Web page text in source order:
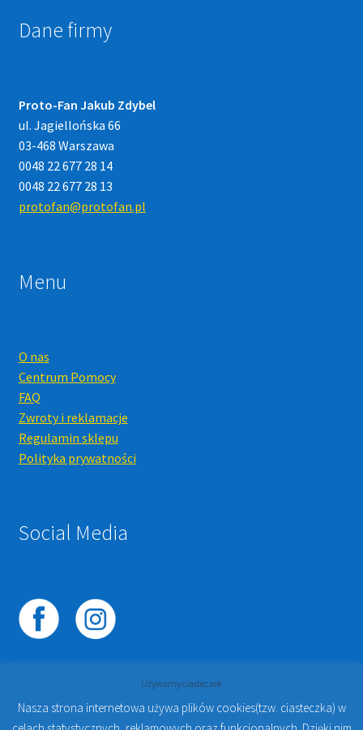
Dane firmy
Proto-Fan Jakub Zdybel
ul. Jagiellońska 66
03-468 Warszawa
0048 22 677 28 14
0048 22 677 28 13
protofan@protofan.pl
Menu
O nas
Centrum Pomocy
FAQ
Zwroty i reklamacje
Regulamin sklepu
Polityka prywatności
Social Media
Używamy ciasteczek
Nasza strona internetowa używa plików cookies(tzw. ciasteczka) w